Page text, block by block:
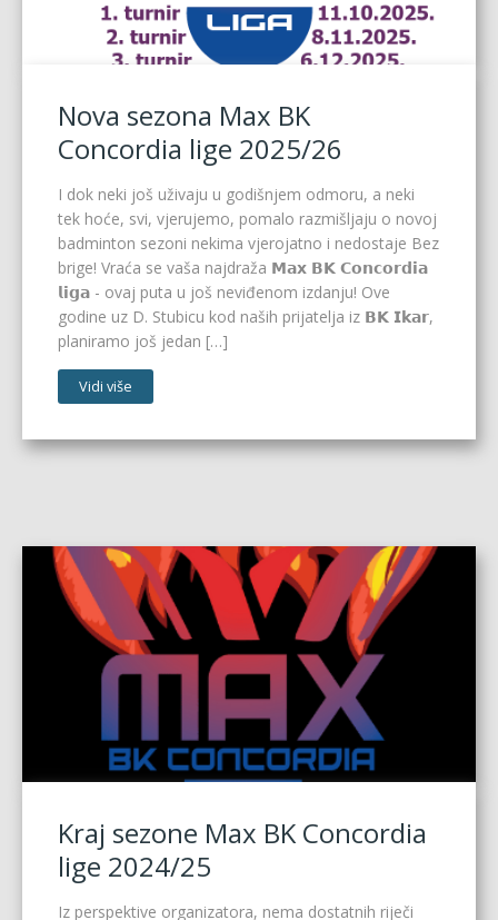
Nova sezona Max BK
Concordia lige 2025/26
I dok neki još uživaju u godišnjem odmoru, a neki
tek hoće, svi, vjerujemo, pomalo razmišljaju o novoj
badminton sezoni nekima vjerojatno i nedostaje Bez
brige! Vraća se vaša najdraža 𝗠𝗮𝘅 𝗕𝗞 𝗖𝗼𝗻𝗰𝗼𝗿𝗱𝗶𝗮
𝗹𝗶𝗴𝗮 - ovaj puta u još neviđenom izdanju! Ove
godine uz D. Stubicu kod naših prijatelja iz 𝗕𝗞 𝗜𝗸𝗮𝗿,
planiramo još jedan […]
Vidi više
Kraj sezone Max BK Concordia
lige 2024/25
Iz perspektive organizatora, nema dostatnih riječi